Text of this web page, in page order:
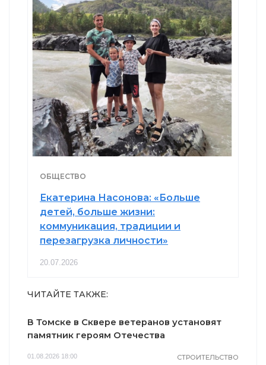
ОБЩЕСТВО
Екатерина Насонова: «Больше
детей, больше жизни:
коммуникация, традиции и
перезагрузка личности»
20.07.2026
ЧИТАЙТЕ ТАКЖЕ:
В Томске в Сквере ветеранов установят
памятник героям Отечества
01.08.2026 18:00 СТРОИТЕЛЬСТВО